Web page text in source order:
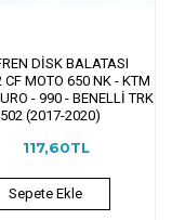
DİSK BALATASI
MOTO 650 NK - KTM
- 990 - BENELLİ TRK
502 (2017-2020)
117,60TL
Sepete Ekle